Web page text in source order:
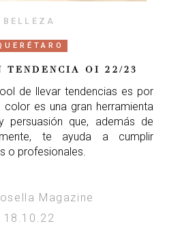
BELLEZA
TENDENCIA OI 22/23
de llevar tendencias es por
color es una gran herramienta
persuasión que, además de
te ayuda a cumplir
o profesionales.
Magazine
18.10.22